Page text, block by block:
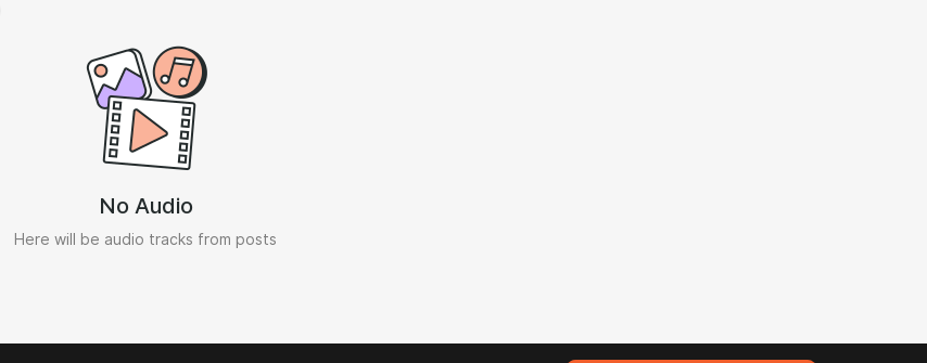
No Audio
Here will be audio tracks from posts